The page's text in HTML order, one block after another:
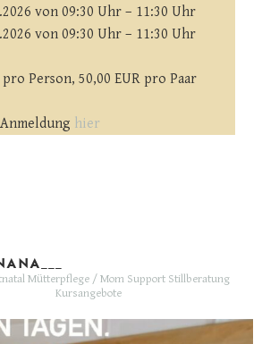
von 09:30 Uhr – 11:30 Uhr
von 09:30 Uhr – 11:30 Uhr
Person, 50,00 EUR pro Paar
hier
Mütterpflege / Mom SupportStillberatung
Kursangebote